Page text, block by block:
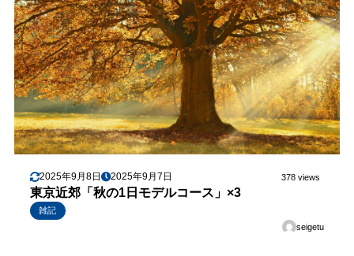
2025年9月8日 2025年9月7日 378 views
東京近郊「秋の1日モデルコース」×3
雑記
seigetu